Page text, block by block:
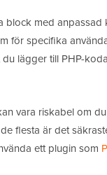
block med
för specifika
lägger till PHP-
vara riskabel om
flesta är det
ett plugin som